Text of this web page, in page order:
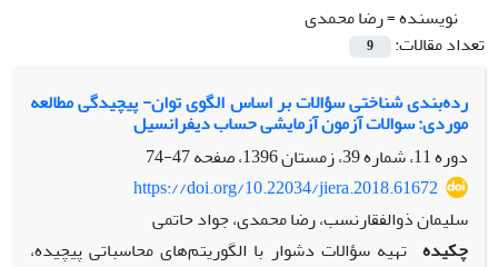
نویسنده =رضا محمدی
تعداد مقالات:
9
رده‌بندی شناختی سؤالات بر اساس الگوی توان- پیچیدگی مطالعه
موردی: سوالات آزمون آزمایشی حساب دیفرانسیل
دوره 11، شماره 39، زمستان 1396، صفحه
47-74
https://doi.org/10.22034/jiera.2018.61672
سلیمان ذوالفقارنسب، رضا محمدی، جواد حاتمی
چکیده تهیه سؤالات دشوار با الگوریتم‌های محاسباتی پیچیده،